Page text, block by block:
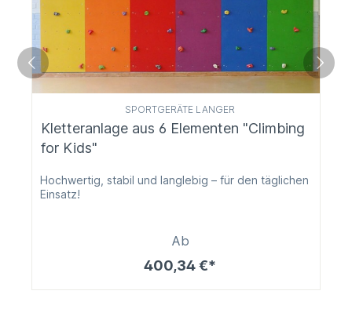
SPORTGERÄTE LANGER
Kletteranlage aus 6 Elementen "Climbing
for Kids"
Hochwertig, stabil und langlebig – für den täglichen
Einsatz!
Ab
400,34 €*